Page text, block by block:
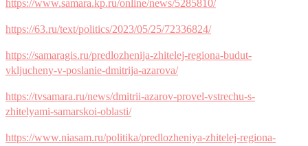
https://www.samara.kp.ru/online/news/5285810/
https://63.ru/text/politics/2023/05/25/72336824/
https://samaragis.ru/predlozhenija-zhitelej-regiona-budut-
vkljucheny-v-poslanie-dmitrija-azarova/
https://tvsamara.ru/news/dmitrii-azarov-provel-vstrechu-s-
zhitelyami-samarskoi-oblasti/
https://www.niasam.ru/politika/predlozheniya-zhitelej-regiona-